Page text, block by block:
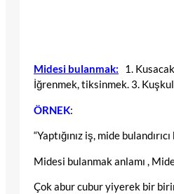
Midesi bulanmak:
1.
İğrenmek, tiksinmek. 3.
ÖRNEK:
“Yaptığınız iş, mide
Midesi bulanmak anlamı ,
Çok abur cubur yiyerek bir